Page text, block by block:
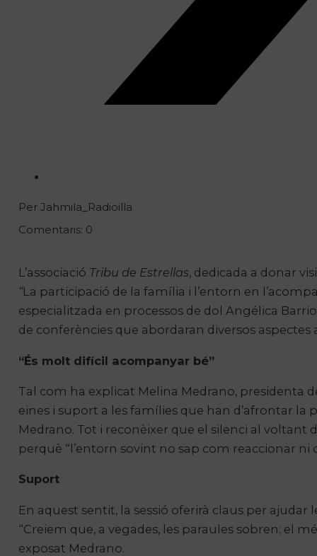
Per Jahmila_Radioilla
Comentaris: 0
L’associació Tribu de Estrellas, dedicada a donar
“La participació de la família i l’entorn en
especialitzada en processos de dol Angélica
de conferències que abordaran diversos
“És molt difícil acompanyar bé”
Tal com ha explicat Melina Medrano, presidenta
eines i suport a les famílies que han d’afrontar la
Medrano. Tot i reconèixer que el silenci al voltant
perquè “l’entorn sovint no sap com reaccionar ni
Suport
En aquest sentit, la sessió oferirà claus per
“Creiem que, a vegades, les paraules sobren; el
exposat Medrano.